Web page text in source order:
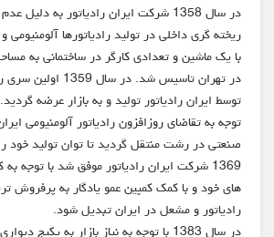
در سال 1358 شرکت ایران رادیاتور به
ریخته گری داخلی در تولید رادیاتورها آلومنیومی
در تهران تاسیس شد. در
توجه به تقاضای روزافزون رادیاتور آلومنیومی
صنعتی در رشت منتقل گردید تا توان تولید خود
1369 شرکت ایران رادیاتور موفق شد با توجه به
های خود و با کمک کمپین عمو یادگار به پرفروش
رادیاتور و مشعل در ایران تبدیل شود.
در سال 1383 با توجه به نیاز بازار به پکیج